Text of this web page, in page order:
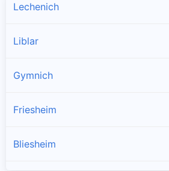
Lechenich
Liblar
Gymnich
Friesheim
Bliesheim